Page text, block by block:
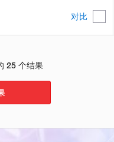
对比
25 个结果